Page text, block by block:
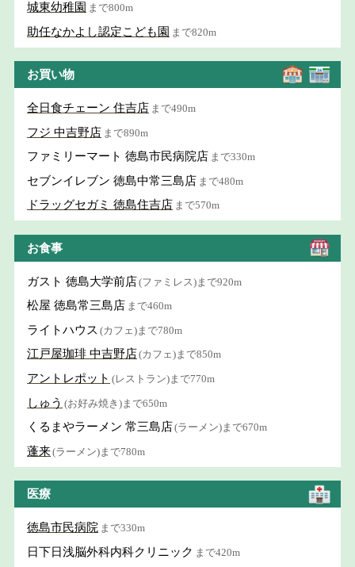
城東幼稚園 まで800m
助任なかよし認定こども園 まで820m
お買い物
全日食チェーン 住吉店 まで490m
フジ 中吉野店 まで890m
ファミリーマート 徳島市民病院店 まで330m
セブンイレブン 徳島中常三島店 まで480m
ドラッグセガミ 徳島住吉店 まで570m
お食事
ガスト 徳島大学前店(ファミレス)まで920m
松屋 徳島常三島店 まで460m
ライトハウス (カフェ)まで780m
江戸屋珈琲 中吉野店(カフェ)まで850m
アントレポット (レストラン)まで770m
しゅう (お好み焼き)まで650m
くるまやラーメン 常三島店(ラーメン)まで670m
蓬来(ラーメン)まで780m
医療
徳島市民病院 まで330m
日下日浅脳外科内科クリニック まで420m